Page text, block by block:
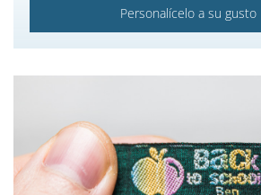
Personalícelo a su gusto